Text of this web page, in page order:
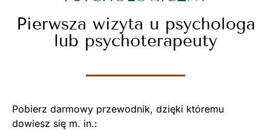
Pierwsza wizyta u psychologa
lub psychoterapeuty
Pobierz darmowy przewodnik, dzięki któremu
dowiesz się m. in.: